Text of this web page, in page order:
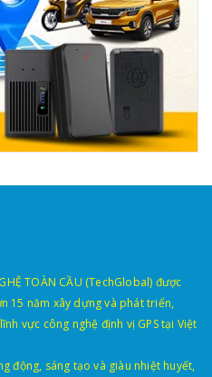
TOÀN CẦU (TechGlobal) được
15 năm xây dựng và phát triển,
vực công nghệ định vị GPS tại Việt
động, sáng tạo và giàu nhiệt huyết,